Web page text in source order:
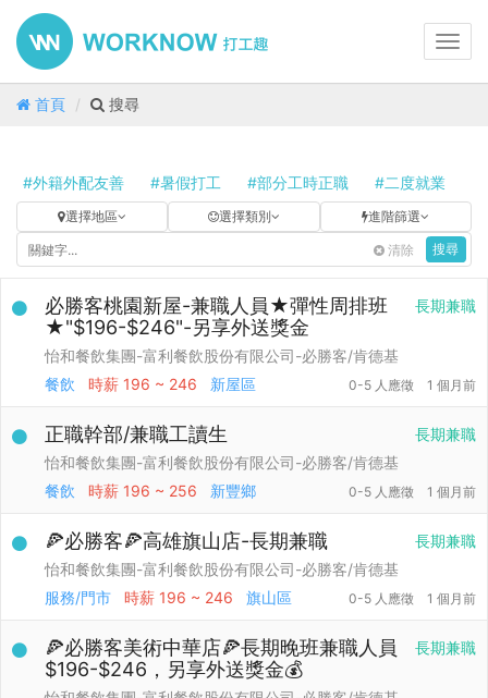
首頁 搜尋
#外籍外配友善 #暑假打工 #部分工時正職 #二度就業
選擇地區 選擇類別 進階篩選
清除 搜尋
長期兼職
必勝客桃園新屋-兼職人員★彈性周排班
★"$196-$246"-另享外送獎金
怡和餐飲集團-富利餐飲股份有限公司-必勝客/肯德基
餐飲
時薪 196 ~ 246 新屋區 0-5 人應徵 1 個月前
長期兼職
正職幹部/兼職工讀生
怡和餐飲集團-富利餐飲股份有限公司-必勝客/肯德基
餐飲
時薪 196 ~ 256 新豐鄉 0-5 人應徵 1 個月前
長期兼職
🍕必勝客🍕高雄旗山店-長期兼職
怡和餐飲集團-富利餐飲股份有限公司-必勝客/肯德基
服務/門市
時薪 196 ~ 246 旗山區 0-5 人應徵 1 個月前
長期兼職
🍕必勝客美術中華店🍕長期晚班兼職人員
$196-$246，另享外送獎金💰